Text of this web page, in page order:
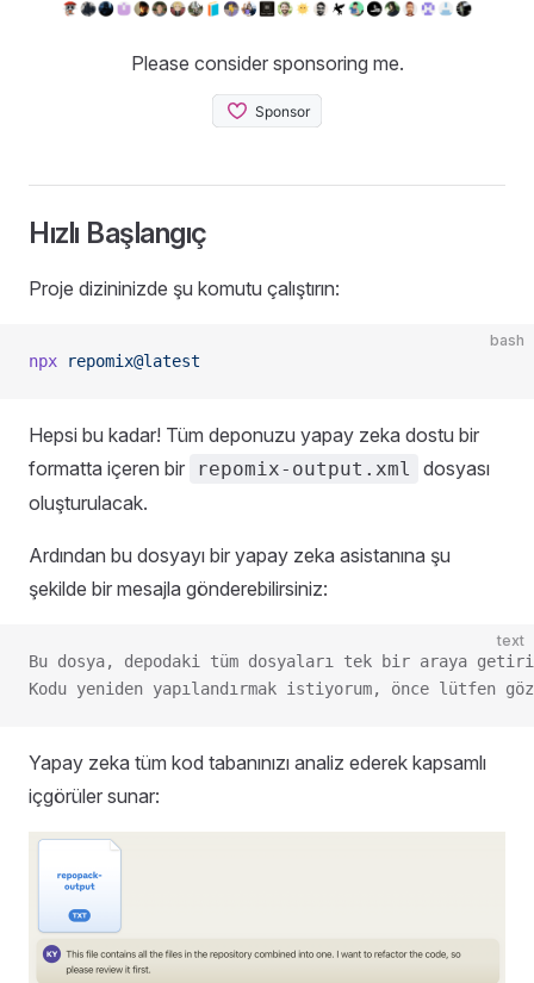
Please consider sponsoring me.
Hızlı Başlangıç
Proje dizininizde şu komutu çalıştırın:
bash
npx repomix@latest
Hepsi bu kadar! Tüm deponuzu yapay zeka dostu bir
formatta içeren bir
repomix-output.xml
dosyası
oluşturulacak.
Ardından bu dosyayı bir yapay zeka asistanına şu
şekilde bir mesajla gönderebilirsiniz:
text
Bu dosya, depodaki tüm dosyaları tek bir araya
Kodu yeniden yapılandırmak istiyorum, önce lütfen
Yapay zeka tüm kod tabanınızı analiz ederek kapsamlı
içgörüler sunar: